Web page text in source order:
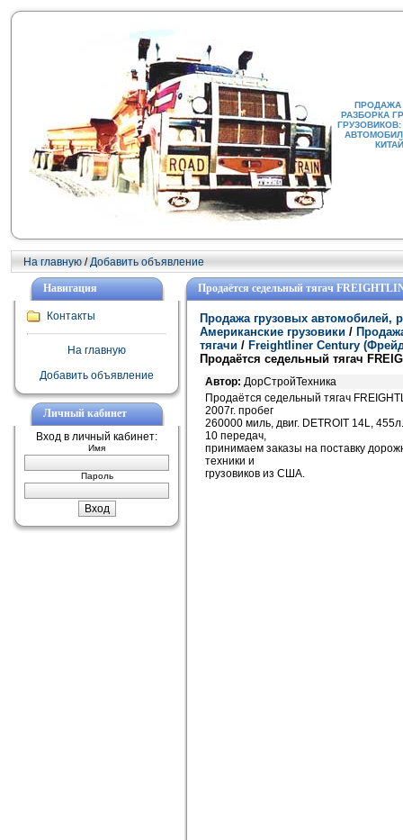
ПРОДАЖА
РАЗБОРКА
На главную /Добавить объявление
Навигация
Контакты
На главную
Добавить объявление
Личный кабинет
Вход в личный кабинет:
Имя
Пароль
Продаётся седельный тягач
Продажа грузовых автомобилей,
Американские грузовики /
тягачи / Freightliner Century
Продаётся седельный тягач
Автор: ДорСтройТехника
Продаётся седельный тягач
2007г. пробег
260000 миль, двиг. DETROIT 14L,
10 передач,
принимаем заказы на поставку
техники и
грузовиков из США.